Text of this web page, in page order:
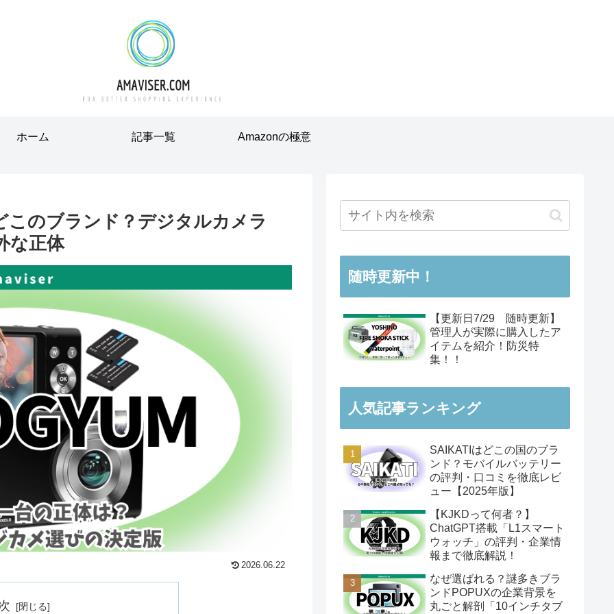
ホーム 記事一覧 Amazonの極意
このブランド？デジタルカメラ
な正体
2026.06.22
随時更新中！
【更新日7/29 随時更新】
管理人が実際に購入したア
イテムを紹介！防災特
集！！
人気記事ランキング
SAIKATIはどこの国のブラ
ンド？モバイルバッテリー
の評判・口コミを徹底レビ
ュー【2025年版】
【KJKDって何者？】
ChatGPT搭載「L1スマート
ウォッチ」の評判・企業情
報まで徹底解説！
なぜ選ばれる？謎多きブラ
ンドPOPUXの企業背景を
丸ごと解剖「10インチタブ